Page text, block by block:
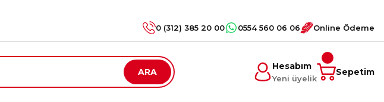
0 (312) 385 20 00 0554 560 06 06 Online Ödeme
ARA
Hesabım
Yeni üyelik
Sepetim